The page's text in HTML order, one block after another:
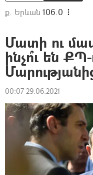
ք. Երևան 106.0
Մատի ու
ինչո՞ւ են
00:07 29.06.2021